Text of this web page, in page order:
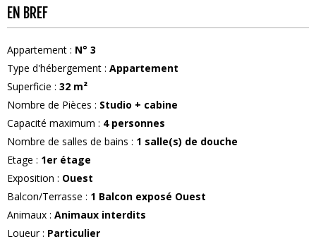
EN BREF
Appartement : N° 3
Type d'hébergement : Appartement
Superficie : 32 m²
Nombre de Pièces : Studio + cabine
Capacité maximum : 4 personnes
Nombre de salles de bains : 1 salle(s) de douche
Etage : 1er étage
Exposition : Ouest
Balcon/Terrasse : 1 Balcon exposé Ouest
Animaux : Animaux interdits
Loueur: Particulier